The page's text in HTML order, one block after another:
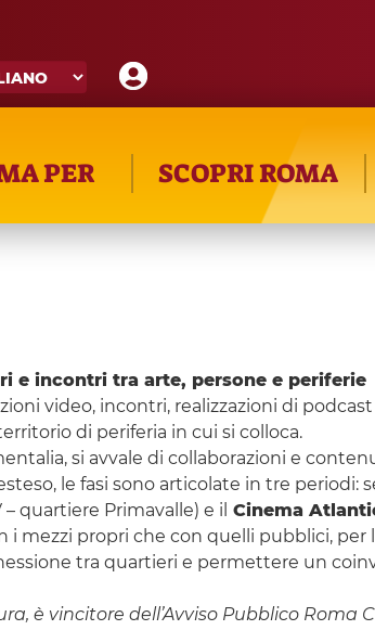
PER SCOPRI ROMA
e incontri tra arte, persone e periferie
video, incontri, realizzazioni di
di periferia in cui si colloca.
si avvale di collaborazioni e
le fasi sono articolate in tre periodi:
quartiere Primavalle) e il Cinema
mezzi propri che con quelli pubblici,
tra quartieri e permettere un
è vincitore dell’Avviso Pubblico Roma